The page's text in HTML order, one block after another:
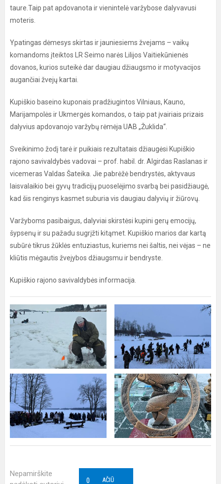
taure.Taip pat apdovanota ir vienintelė varžybose dalyvavusi
moteris.
Ypatingas dėmesys skirtas ir jauniesiems žvejams – vaikų
komandoms įteiktos LR Seimo narės Lilijos Vaitiekūnienės
dovanos, kurios suteikė dar daugiau džiaugsmo ir motyvacijos
augančiai žvejų kartai.
Kupiškio baseino kuponais pradžiugintos Vilniaus, Kauno,
Marijampolės ir Ukmergės komandos, o taip pat įvairiais prizais
dalyvius apdovanojo varžybų rėmėja UAB „Žuklida“.
Sveikinimo žodį tarė ir puikiais rezultatais džiaugėsi Kupiškio
rajono savivaldybės vadovai – prof. habil. dr. Algirdas Raslanas ir
vicemeras Valdas Šateika. Jie pabrėžė bendrystės, aktyvaus
laisvalaikio bei gyvų tradicijų puoselėjimo svarbą bei pasidžiaugė,
kad šis renginys kasmet suburia vis daugiau dalyvių ir žiūrovų.
Varžyboms pasibaigus, dalyviai skirstėsi kupini gerų emocijų,
šypsenų ir su pažadu sugrįžti kitąmet. Kupiškio marios dar kartą
subūrė tikrus žūklės entuziastus, kuriems nei šaltis, nei vėjas – ne
kliūtis mėgautis žvejybos džiaugsmu ir bendryste.
Kupiškio rajono savivaldybės informacija.
Nepamirškite
AČIŪ
0